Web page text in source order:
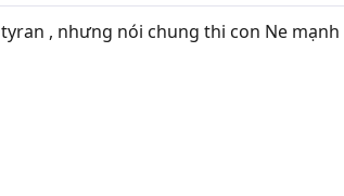
tyran , nhưng nói chung thi con Ne